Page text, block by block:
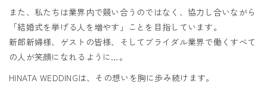
また、私たちは業界内で競い合うのではなく、協力し合いながら
「結婚式を挙げる人を増やす」ことを目指しています。
新郎新婦様、ゲストの皆様、そしてブライダル業界で働くすべて
の人が笑顔になれるように…。
HINATA WEDDINGは、その想いを胸に歩み続けます。